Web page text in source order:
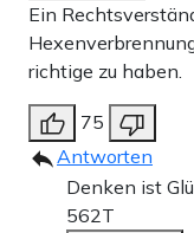
Ein
richtige zu haben.
75
Antworten
Denken ist
562T